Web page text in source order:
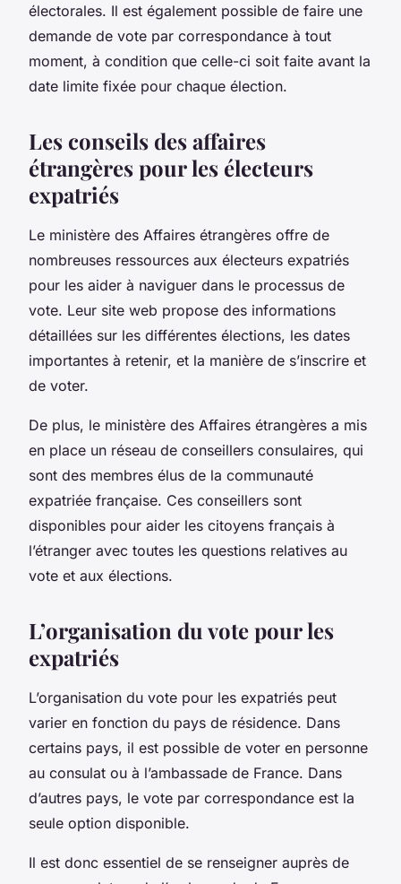
électorales. Il est également possible de faire une
demande de vote par correspondance à tout
moment, à condition que celle-ci soit faite avant la
date limite fixée pour chaque élection.
Les conseils des affaires
étrangères pour les électeurs
expatriés
Le ministère des Affaires étrangères offre de
nombreuses ressources aux électeurs expatriés
pour les aider à naviguer dans le processus de
vote. Leur site web propose des informations
détaillées sur les différentes élections, les dates
importantes à retenir, et la manière de s’inscrire et
de voter.
De plus, le ministère des Affaires étrangères a mis
en place un réseau de conseillers consulaires, qui
sont des membres élus de la communauté
expatriée française. Ces conseillers sont
disponibles pour aider les citoyens français à
l’étranger avec toutes les questions relatives au
vote et aux élections.
L’organisation du vote pour les
expatriés
L’organisation du vote pour les expatriés peut
varier en fonction du pays de résidence. Dans
certains pays, il est possible de voter en personne
au consulat ou à l’ambassade de France. Dans
d’autres pays, le vote par correspondance est la
seule option disponible.
Il est donc essentiel de se renseigner auprès de